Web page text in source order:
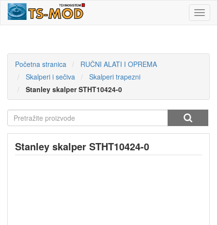
Početna stranica
RUČNI ALATI I OPREMA
Skalperi i sečiva
Skalperi trapezni
Stanley skalper STHT10424-0
Stanley skalper STHT10424-0